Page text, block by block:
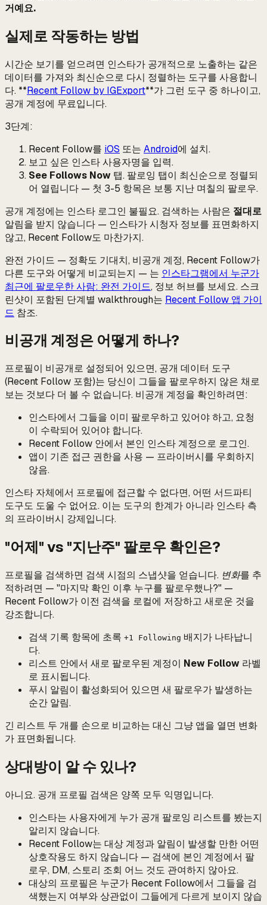
거예요.
실제로 작동하는 방법
시간순 보기를 얻으려면 인스타가 공개적으로 노출하는 같은
데이터를 가져와 최신순으로 다시 정렬하는 도구를 사용합니
다. **Recent Follow by IGExport**가 그런 도구 중 하나이고,
공개 계정에 무료입니다.
3단계:
Recent Follow를 iOS 또는 Android에 설치.
보고 싶은 인스타 사용자명을 입력.
See Follows Now 탭. 팔로잉 탭이 최신순으로 정렬되
어 열립니다 — 첫 3-5 항목은 보통 지난 며칠의 팔로우.
공개 계정에는 인스타 로그인 불필요. 검색하는 사람은 절대로
알림을 받지 않습니다 — 인스타가 시청자 정보를 표면화하지
않고, Recent Follow도 마찬가지.
완전 가이드 — 정확도 기대치, 비공개 계정, Recent Follow가
다른 도구와 어떻게 비교되는지 — 는 인스타그램에서 누군가
최근에 팔로우한 사람: 완전 가이드, 정보 허브를 보세요. 스크
린샷이 포함된 단계별 walkthrough는 Recent Follow 앱 가이
드 참조.
비공개 계정은 어떻게 하나?
프로필이 비공개로 설정되어 있으면, 공개 데이터 도구
(Recent Follow 포함)는 당신이 그들을 팔로우하지 않은 채로
보는 것보다 더 볼 수 없습니다. 비공개 계정을 확인하려면:
인스타에서 그들을 이미 팔로우하고 있어야 하고, 요청
이 수락되어 있어야 합니다.
Recent Follow 안에서 본인 인스타 계정으로 로그인.
앱이 기존 접근 권한을 사용 — 프라이버시를 우회하지
않음.
인스타 자체에서 프로필에 접근할 수 없다면, 어떤 서드파티
도구도 도울 수 없어요. 이는 도구의 한계가 아니라 인스타 측
의 프라이버시 강제입니다.
"어제" vs "지난주" 팔로우 확인은?
프로필을 검색하면 검색 시점의 스냅샷을 얻습니다. 변화를 추
적하려면 — "마지막 확인 이후 누구를 팔로우했나?" —
Recent Follow가 이전 검색을 로컬에 저장하고 새로운 것을
강조합니다.
검색 기록 항목에 초록 +1 Following 배지가 나타납니
다.
리스트 안에서 새로 팔로우된 계정이 New Follow 라벨
로 표시됩니다.
푸시 알림이 활성화되어 있으면 새 팔로우가 발생하는
순간 알림.
긴 리스트 두 개를 손으로 비교하는 대신 그냥 앱을 열면 변화
가 표면화됩니다.
상대방이 알 수 있나?
아니요. 공개 프로필 검색은 양쪽 모두 익명입니다.
인스타는 사용자에게 누가 공개 팔로잉 리스트를 봤는지
알리지 않습니다.
Recent Follow는 대상 계정과 알림이 발생할 만한 어떤
상호작용도 하지 않습니다 — 검색에 본인 계정에서 팔
로우, DM, 스토리 조회 어느 것도 관여하지 않아요.
대상의 프로필은 누군가 Recent Follow에서 그들을 검
색했는지 여부와 상관없이 그들에게 다르게 보이지 않습